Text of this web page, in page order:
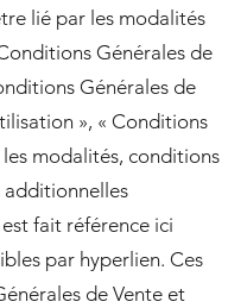
lié par les modalités
Générales de
Générales de
», « Conditions
les modalités, conditions
fait référence ici
par hyperlien. Ces
de Vente et